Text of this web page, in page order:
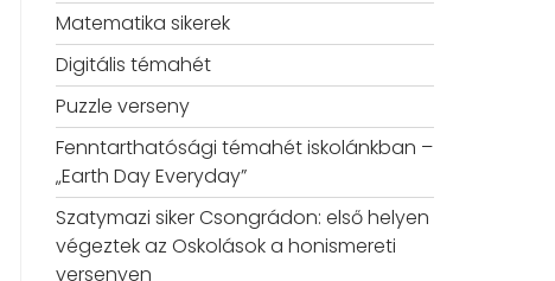
Matematika sikerek
Digitális témahét
Puzzle verseny
Fenntarthatósági témahét iskolánkban –
„Earth Day Everyday”
Szatymazi siker Csongrádon: első helyen
végeztek az Oskolások a honismereti
versenyen